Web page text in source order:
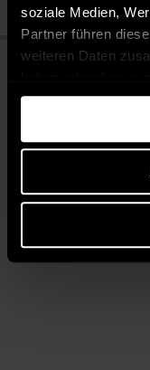
soziale Medien,
Partner führen
weiteren Daten
gesammelt haben.